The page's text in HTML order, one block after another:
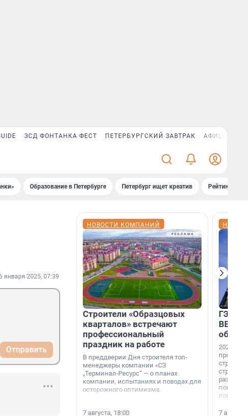
ЗСД ФОНТАНКА ФЕСТ ПЕТЕРБУРГСКИЙ ЗАВТРАК АФИША PLUS
Образование в Петербурге Петербург ищет креатив Рейтинги
января 2025, 07:39
Отправить
НОВОСТИ КОМПАНИЙ
Строители «Образцовых
кварталов» встречают
профессиональный
праздник на работе
В преддверии Дня строителя топ-
менеджеры компании «СЗ
„Терминал-Ресурс“ — о планах
компании, испытаниях и поводах для
осторожного оптимизма.
7 августа, 18:00
ГЭС,
ВВП: в
об
2026-й —
раз. В
7